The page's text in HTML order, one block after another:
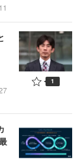
1